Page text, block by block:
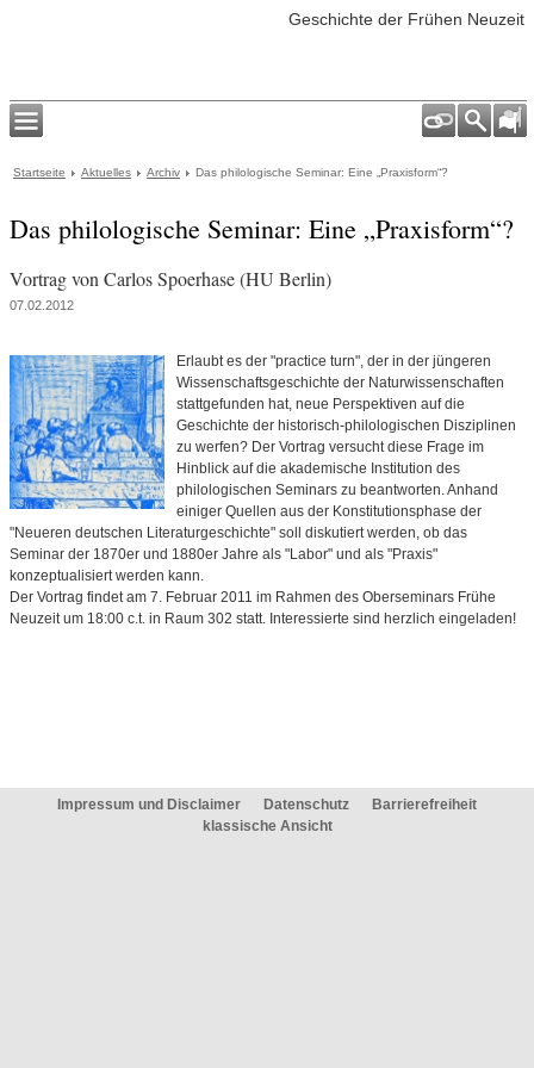
Geschichte der Frühen Neuzeit
Startseite Aktuelles Archiv Das philologische Seminar: Eine „Praxisform“?
Das philologische Seminar: Eine „Praxisform“?
Vortrag von Carlos Spoerhase (HU Berlin)
07.02.2012
Erlaubt es der "practice turn", der in der jüngeren
Wissenschaftsgeschichte der Naturwissenschaften
stattgefunden hat, neue Perspektiven auf die
Geschichte der historisch-philologischen Disziplinen
zu werfen? Der Vortrag versucht diese Frage im
Hinblick auf die akademische Institution des
philologischen Seminars zu beantworten. Anhand
einiger Quellen aus der Konstitutionsphase der
"Neueren deutschen Literaturgeschichte" soll diskutiert werden, ob das
Seminar der 1870er und 1880er Jahre als "Labor" und als "Praxis"
konzeptualisiert werden kann.
Der Vortrag findet am 7. Februar 2011 im Rahmen des Oberseminars Frühe
Neuzeit um 18:00 c.t. in Raum 302 statt. Interessierte sind herzlich eingeladen!
Impressum und Disclaimer Datenschutz
Barrierefreiheit
klassische Ansicht